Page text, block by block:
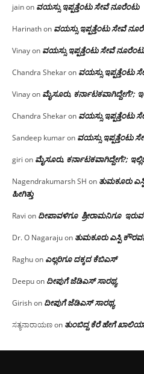
jainon ವಯಸ್ಸು ಇಪ್ಪತ್ತೆಂಟು ಸೇವೆ ನೂರೆಂಟು
Harinathon ವಯಸ್ಸು ಇಪ್ಪತ್ತೆಂಟು ಸೇವೆ
Vinayon ವಯಸ್ಸು ಇಪ್ಪತ್ತೆಂಟು ಸೇವೆ
Chandra Shekaron ವಯಸ್ಸು ಇಪ್ಪತ್ತೆಂಟು
Vinayon ಮೈಸೂರು, ಕರ್ನಾಟಕವಾಗಿದ್ದೇಗೆ?;
Chandra Shekaron ವಯಸ್ಸು ಇಪ್ಪತ್ತೆಂಟು
Sandeep kumaron ವಯಸ್ಸು ಇಪ್ಪತ್ತೆಂಟು
giri on ಮೈಸೂರು, ಕರ್ನಾಟಕವಾಗಿದ್ದೇಗೆ?;
Nagendrakumarsh SH on ತುಮಕೂರು
ಹೀಗಿತ್ತು
Ravi on ದೀಪಾವಳಿಗೂ ಶ್ರೀರಾಮನಿಗೂ ಇರುವ
Dr. O Nagarajuon ತುಮಕೂರು ಎಸ್ಪಿ
Raghuon ಎಲ್ಲರಿಗೂ ದಕ್ಕದ ಕೆಬಿಎಸ್
Deepuon ದೀಪುಗೆ ಜೆಡಿಎಸ್ ಸಾರಥ್ಯ
Girishon ದೀಪುಗೆ ಜೆಡಿಎಸ್ ಸಾರಥ್ಯ
ಸತ್ಯನಾರಾಯಣon ತುಂಬಿದ್ದ ಕೆರೆ ಹೇಗೆ